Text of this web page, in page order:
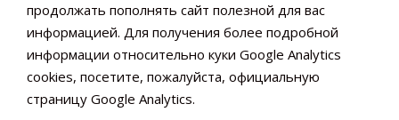
продолжать пополнять сайт полезной для вас
информацией. Для получения более подробной
информации относительно куки Google Analytics
cookies, посетите, пожалуйста, официальную
страницу Google Analytics.